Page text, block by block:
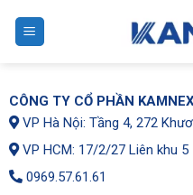
CÔNG TY CỔ PHẦN
VP Hà Nội: Tầng 4, 272
VP HCM: 17/2/27 Liên khu 5
0969.57.61.61